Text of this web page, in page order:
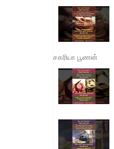
சகரியா பூணன்